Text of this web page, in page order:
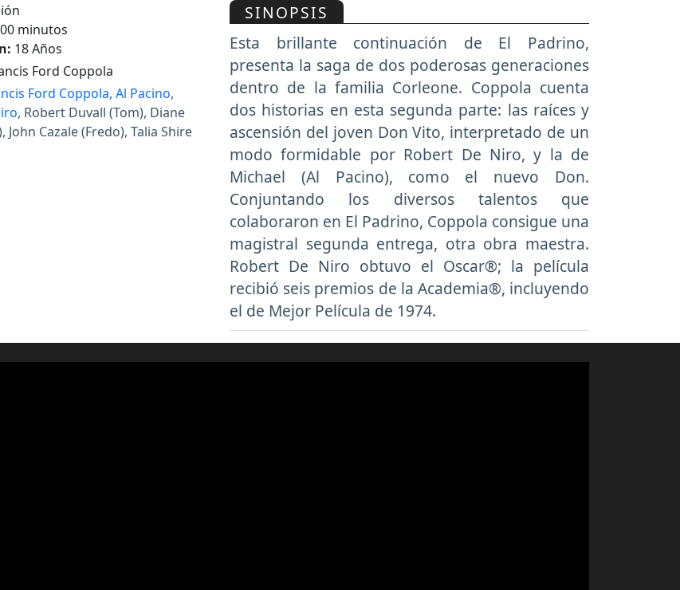
minutos
18 Años
Ford Coppola
Ford Coppola, Al Pacino,
, Robert Duvall (Tom), Diane
John Cazale (Fredo), Talia Shire
SINOPSIS
Esta brillante continuación de El Padrino,
presenta la saga de dos poderosas generaciones
dentro de la familia Corleone. Coppola cuenta
dos historias en esta segunda parte: las raíces y
ascensión del joven Don Vito, interpretado de un
modo formidable por Robert De Niro, y la de
Michael (Al Pacino), como el nuevo Don.
Conjuntando los diversos talentos que
colaboraron en El Padrino, Coppola consigue una
magistral segunda entrega, otra obra maestra.
Robert De Niro obtuvo el Oscar®; la película
recibió seis premios de la Academia®, incluyendo
el de Mejor Película de 1974.